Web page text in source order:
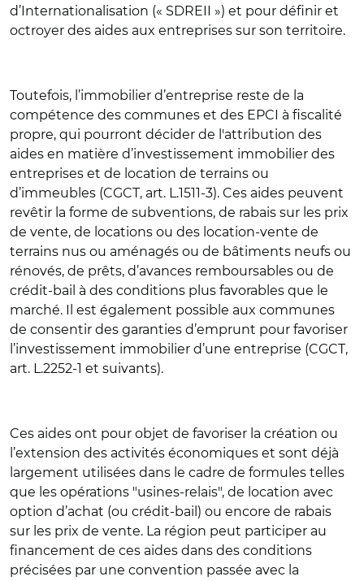
d’Internationalisation (« SDREII ») et pour définir et
octroyer des aides aux entreprises sur son territoire.
Toutefois, l’immobilier d’entreprise reste de la
compétence des communes et des EPCI à fiscalité
propre, qui pourront décider de l'attribution des
aides en matière d’investissement immobilier des
entreprises et de location de terrains ou
d’immeubles (CGCT, art. L.1511-3). Ces aides peuvent
revêtir la forme de subventions, de rabais sur les prix
de vente, de locations ou des location-vente de
terrains nus ou aménagés ou de bâtiments neufs ou
rénovés, de prêts, d’avances remboursables ou de
crédit-bail à des conditions plus favorables que le
marché. Il est également possible aux communes
de consentir des garanties d’emprunt pour favoriser
l’investissement immobilier d’une entreprise (CGCT,
art. L.2252-1 et suivants).
Ces aides ont pour objet de favoriser la création ou
l’extension des activités économiques et sont déjà
largement utilisées dans le cadre de formules telles
que les opérations "usines-relais", de location avec
option d’achat (ou crédit-bail) ou encore de rabais
sur les prix de vente. La région peut participer au
financement de ces aides dans des conditions
précisées par une convention passée avec la